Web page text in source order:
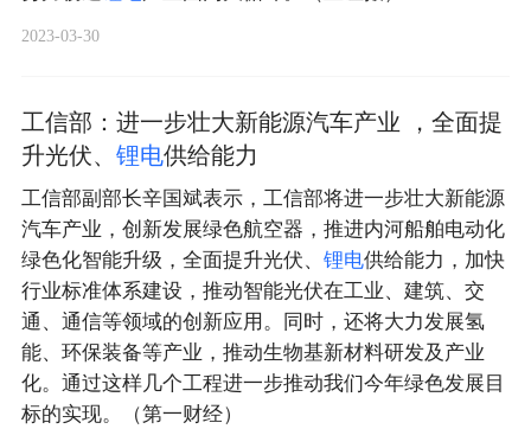
2023-03-30
工信部：进一步壮大新能源汽车产业 ，全面提
升光伏、 锂电供给能力
工信部副部长辛国斌表示，工信部将进一步壮大新能源
汽车产业，创新发展绿色航空器，推进内河船舶电动化
绿色化智能升级，全面提升光伏、 锂电供给能力，加快
行业标准体系建设，推动智能光伏在工业、建筑、交
通、通信等领域的创新应用。同时，还将大力发展氢
能、环保装备等产业，推动生物基新材料研发及产业
化。通过这样几个工程进一步推动我们今年绿色发展目
标的实现。（第一财经）